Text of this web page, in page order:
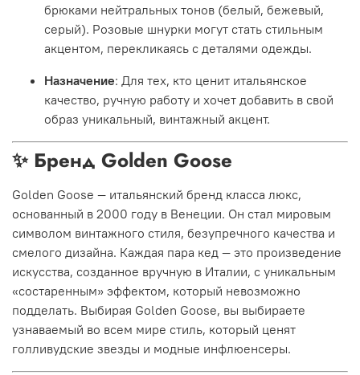
брюками нейтральных тонов (белый, бежевый,
серый). Розовые шнурки могут стать стильным
акцентом, перекликаясь с деталями одежды.
Назначение: Для тех, кто ценит итальянское
качество, ручную работу и хочет добавить в свой
образ уникальный, винтажный акцент.
✨ Бренд Golden Goose
Golden Goose — итальянский бренд класса люкс,
основанный в 2000 году в Венеции. Он стал мировым
символом винтажного стиля, безупречного качества и
смелого дизайна. Каждая пара кед — это произведение
искусства, созданное вручную в Италии, с уникальным
«состаренным» эффектом, который невозможно
подделать. Выбирая Golden Goose, вы выбираете
узнаваемый во всем мире стиль, который ценят
голливудские звезды и модные инфлюенсеры.